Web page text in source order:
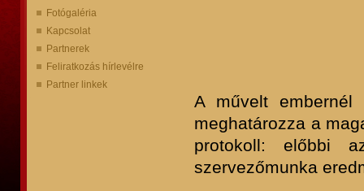
Fotógaléria
Kapcsolat
Partnerek
Feliratkozás hírlevélre
Partner linkek
A művelt
meghatározza a
protokoll: előbbi
szervezőmunka